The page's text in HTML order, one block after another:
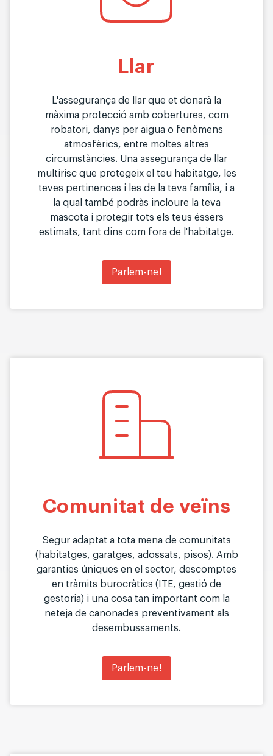
Llar
L'assegurança de llar que et donarà la
màxima protecció amb cobertures, com
robatori, danys per aigua o fenòmens
atmosfèrics, entre moltes altres
circumstàncies. Una assegurança de llar
multirisc que protegeix el teu habitatge, les
teves pertinences i les de la teva família, i a
la qual també podràs incloure la teva
mascota i protegir tots els teus éssers
estimats, tant dins com fora de l'habitatge.
Parlem-ne!
Comunitat de veïns
Segur adaptat a tota mena de comunitats
(habitatges, garatges, adossats, pisos). Amb
garanties úniques en el sector, descomptes
en tràmits burocràtics (ITE, gestió de
gestoria) i una cosa tan important com la
neteja de canonades preventivament als
desembussaments.
Parlem-ne!